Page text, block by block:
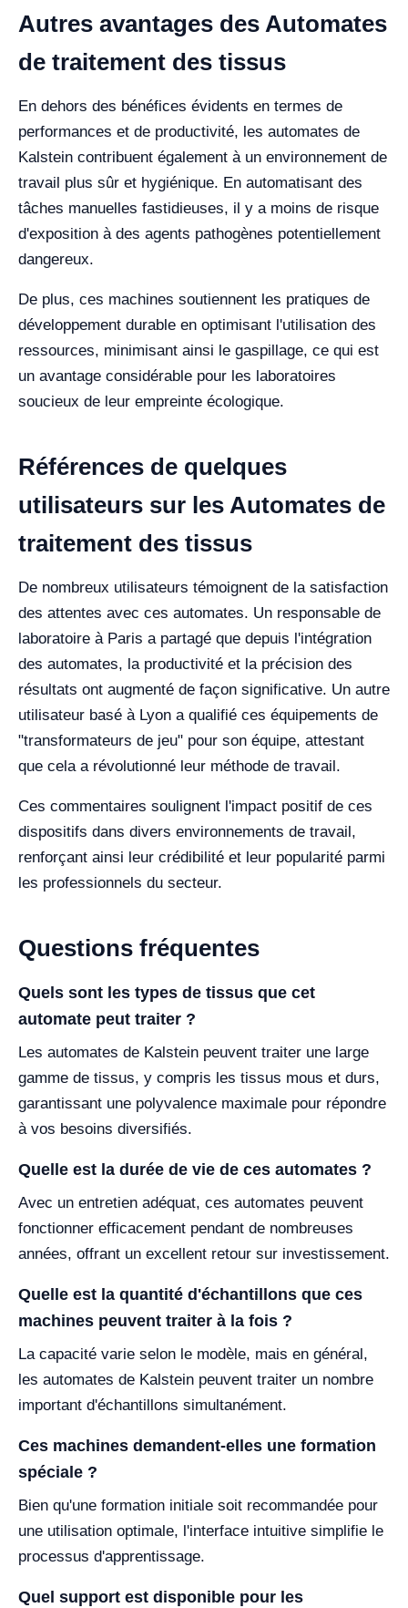
Autres avantages des Automates
de traitement des tissus
En dehors des bénéfices évidents en termes de
performances et de productivité, les automates de
Kalstein contribuent également à un environnement de
travail plus sûr et hygiénique. En automatisant des
tâches manuelles fastidieuses, il y a moins de risque
d'exposition à des agents pathogènes potentiellement
dangereux.
De plus, ces machines soutiennent les pratiques de
développement durable en optimisant l'utilisation des
ressources, minimisant ainsi le gaspillage, ce qui est
un avantage considérable pour les laboratoires
soucieux de leur empreinte écologique.
Références de quelques
utilisateurs sur les Automates de
traitement des tissus
De nombreux utilisateurs témoignent de la satisfaction
des attentes avec ces automates. Un responsable de
laboratoire à Paris a partagé que depuis l'intégration
des automates, la productivité et la précision des
résultats ont augmenté de façon significative. Un autre
utilisateur basé à Lyon a qualifié ces équipements de
"transformateurs de jeu" pour son équipe, attestant
que cela a révolutionné leur méthode de travail.
Ces commentaires soulignent l'impact positif de ces
dispositifs dans divers environnements de travail,
renforçant ainsi leur crédibilité et leur popularité parmi
les professionnels du secteur.
Questions fréquentes
Quels sont les types de tissus que cet
automate peut traiter ?
Les automates de Kalstein peuvent traiter une large
gamme de tissus, y compris les tissus mous et durs,
garantissant une polyvalence maximale pour répondre
à vos besoins diversifiés.
Quelle est la durée de vie de ces automates ?
Avec un entretien adéquat, ces automates peuvent
fonctionner efficacement pendant de nombreuses
années, offrant un excellent retour sur investissement.
Quelle est la quantité d'échantillons que ces
machines peuvent traiter à la fois ?
La capacité varie selon le modèle, mais en général,
les automates de Kalstein peuvent traiter un nombre
important d'échantillons simultanément.
Ces machines demandent-elles une formation
spéciale ?
Bien qu'une formation initiale soit recommandée pour
une utilisation optimale, l'interface intuitive simplifie le
processus d'apprentissage.
Quel support est disponible pour les